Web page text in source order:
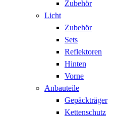
Zubehör
Licht
Zubehör
Sets
Reflektoren
Hinten
Vorne
Anbauteile
Gepäckträger
Kettenschutz